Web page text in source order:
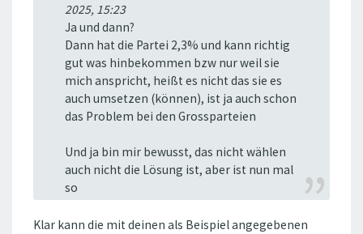
2025, 15:23
Ja und dann?
Dann hat die Partei 2,3% und kann richtig
gut was hinbekommen bzw nur weil sie
mich anspricht, heißt es nicht das sie es
auch umsetzen (können), ist ja auch schon
das Problem bei den Grossparteien
Und ja bin mir bewusst, das nicht wählen
auch nicht die Lösung ist, aber ist nun mal
so
Klar kann die mit deinen als Beispiel angegebenen